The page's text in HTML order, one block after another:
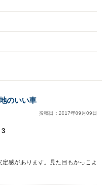
のいい車
投稿日： 2017年09 月09日
3
感があります。見た目もかっこよ